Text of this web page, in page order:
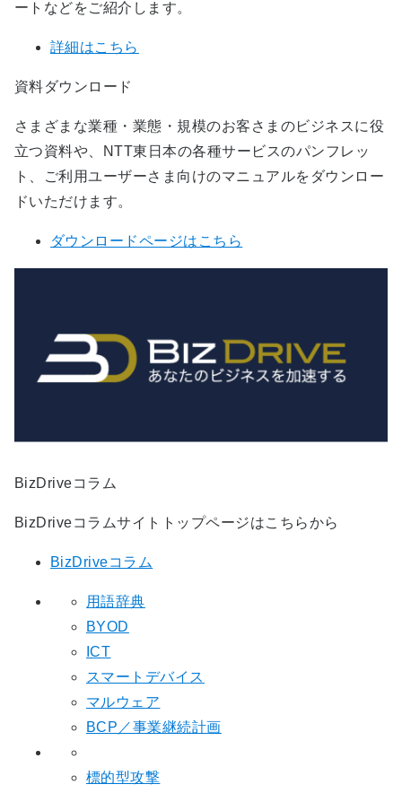
ートなどをご紹介します。
詳細はこちら
資料ダウンロード
さまざまな業種・業態・規模のお客さまのビジネスに役
立つ資料や、NTT東日本の各種サービスのパンフレッ
ト、ご利用ユーザーさま向けのマニュアルをダウンロー
ドいただけます。
ダウンロードページはこちら
BizDriveコラム
BizDriveコラムサイトトップページはこちらから
BizDriveコラム
用語辞典
BYOD
ICT
スマートデバイス
マルウェア
BCP／事業継続計画
標的型攻撃